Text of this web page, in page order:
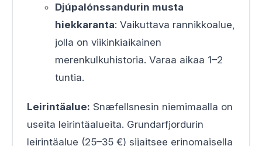
Djúpalónssandurin musta
hiekkaranta: Vaikuttava rannikkoalue,
jolla on viikinkiaikainen
merenkulkuhistoria. Varaa aikaa 1–2
tuntia.
Leirintäalue: Snæfellsnesin niemimaalla on
useita leirintäalueita. Grundarfjordurin
leirintäalue (25–35 €) sijaitsee erinomaisella